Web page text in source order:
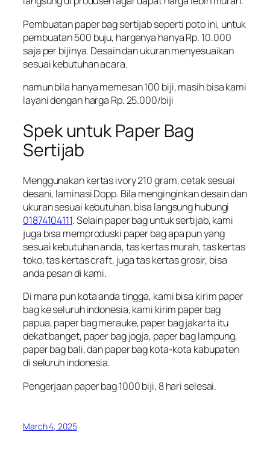
Pembuatan paper bag sertijab seperti poto ini, untuk
pembuatan 500 buju, harganya hanya Rp. 10.000
saja per bijinya. Desain dan ukuran menyesuaikan
sesuai kebutuhan acara.
namun bila hanya memesan 100 biji, masih bisa kami
layani dengan harga Rp. 25.000/biji
Spek untuk Paper Bag
Sertijab
Menggunakan kertas ivory 210 gram, cetak sesuai
desani, laminasi Dopp. Bila menginginkan desain dan
ukuran sesuai kebutuhan, bisa langsung hubungi
01874104111. Selain paper bag untuk sertijab, kami
juga bisa memproduski paper bag apa pun yang
sesuai kebutuhan anda, tas kertas murah, tas kertas
toko, tas kertas craft, juga tas kertas grosir, bisa
anda pesan di kami.
Di mana pun kota anda tingga, kami bisa kirim paper
bag ke seluruh indonesia, kami kirim paper bag
papua, paper bag merauke, paper bag jakarta itu
dekat banget, paper bag jogja, paper bag lampung,
paper bag bali, dan paper bag kota-kota kabupaten
di seluruh indonesia.
Pengerjaan paper bag 1000 biji, 8 hari selesai.
March 4, 2025